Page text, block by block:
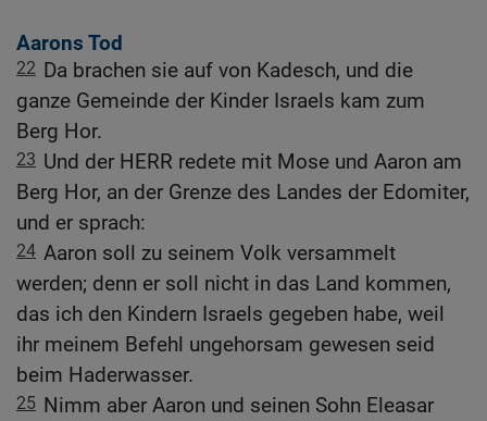
Aarons Tod
22 Da brachen sie auf von Kadesch, und die
ganze Gemeinde der Kinder Israels kam zum
Berg Hor.
23 Und der HERR redete mit Mose und Aaron am
Berg Hor, an der Grenze des Landes der Edomiter,
und er sprach:
24 Aaron soll zu seinem Volk versammelt
werden; denn er soll nicht in das Land kommen,
das ich den Kindern Israels gegeben habe, weil
ihr meinem Befehl ungehorsam gewesen seid
beim Haderwasser.
25 Nimm aber Aaron und seinen Sohn Eleasar